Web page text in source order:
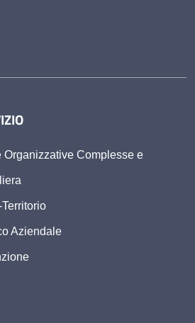
Organizzative Complesse e
Aziendale